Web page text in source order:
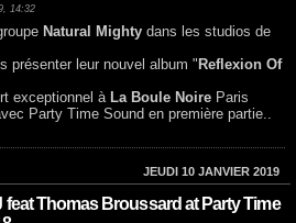
14:32
Natural Mighty dans les studios de
présenter leur nouvel album " Reflexion Of
exceptionnel à La Boule Noire Paris
Party Time Sound en première partie..
JEUDI 10 JANVIER 2019
feat Thomas Broussard at Party Time